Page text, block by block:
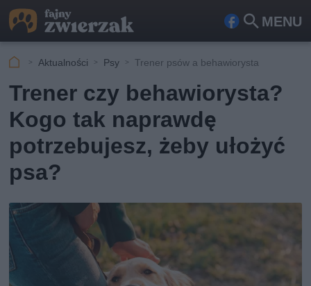
MENU
Fa
ook
Szu
Aktualności Psy Trener psów a behawiorysta
Trener czy behawiorysta?
Kogo tak naprawdę
potrzebujesz, żeby ułożyć
psa?